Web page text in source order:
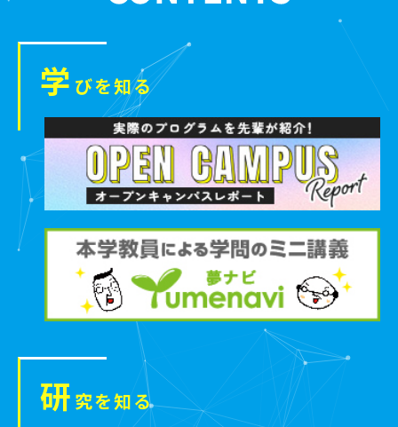
学 びを知る
研 究を知る